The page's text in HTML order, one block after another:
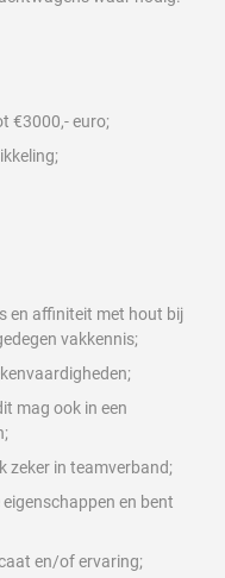
€3000,- euro;
en affiniteit met hout bij
vakkennis;
mag ook in een
zeker in teamverband;
en bent
en/of ervaring;